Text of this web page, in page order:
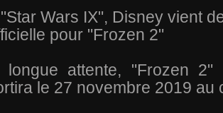
Wars IX", Disney vient
pour "Frozen 2"
longue attente, "Frozen 2"
le 27 novembre 2019 au